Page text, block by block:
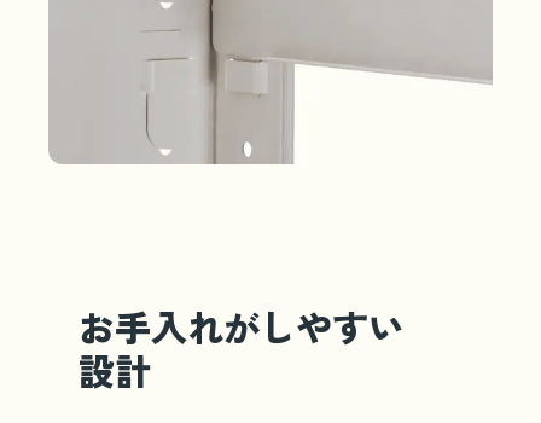
お手入れがしやすい
設計